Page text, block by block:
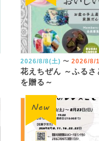
2026/8/8(土) 〜 2026/8/
花えちぜん ～ふる
を贈る～